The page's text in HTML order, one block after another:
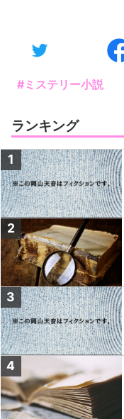
#ミステリー小説
ランキング
1
2
3
4